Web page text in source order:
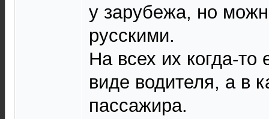
у зарубежа, но
русскими.
На всех их когда-то
виде водителя, а в
пассажира.